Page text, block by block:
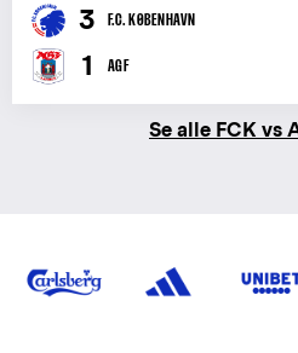
3 F.C. KØBENHAVN
1 AGF
Se alle FCK vs